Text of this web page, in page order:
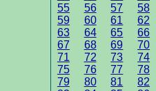
55
56 57
58
59
60 61
62
63
64 65
66
67
68 69
70
71
72 73
74
75
76 77
78
79
80 81
82